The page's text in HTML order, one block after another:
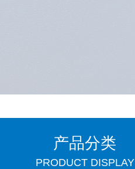
产品分类
PRODUCT DISPLAY